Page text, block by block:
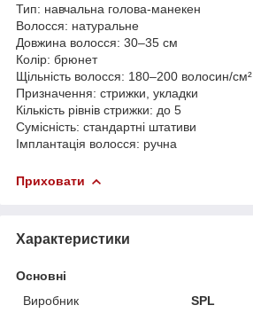
Тип: навчальна голова-манекен
Волосся: натуральне
Довжина волосся: 30–35 см
Колір: брюнет
Щільність волосся: 180–200 волосин/см²
Призначення: стрижки, укладки
Кількість рівнів стрижки: до 5
Сумісність: стандартні штативи
Імплантація волосся: ручна
Приховати
Характеристики
Основні
Виробник
SPL